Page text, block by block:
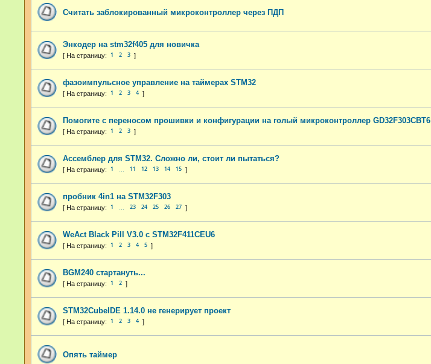
Считать заблокированный микроконтроллер через ПДП
Энкодер на stm32f405 для новичка
1 2 3
фазоимпульсное управление на таймерах STM32
1 2 3 4
Помогите с переносом прошивки и конфигурации на голый микроконтроллер GD32F303CBT6
1 2 3
Ассемблер для STM32. Сложно ли, стоит ли пытаться?
1 11 12 13 14 15
пробник 4in1 на STM32F303
1 23 24 25 26 27
WeAct Black Pill V3.0 с STM32F411CEU6
1 2 3 4 5
BGM240 стартануть...
1 2
STM32CubeIDE 1.14.0 не генерирует проект
1 2 3 4
Опять таймер